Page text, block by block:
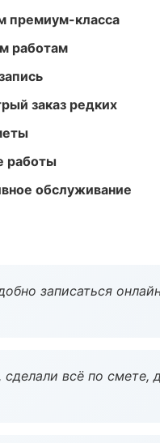
премиум-класса
работам
заказ редких
работы
обслуживание
записаться
всё по смете,